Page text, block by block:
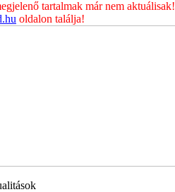
tartalmak már nem aktuálisak!
oldalon találja!